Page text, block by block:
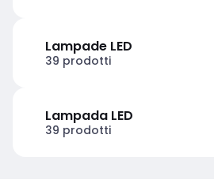
Lampade LED
39 prodotti
Lampada LED
39 prodotti